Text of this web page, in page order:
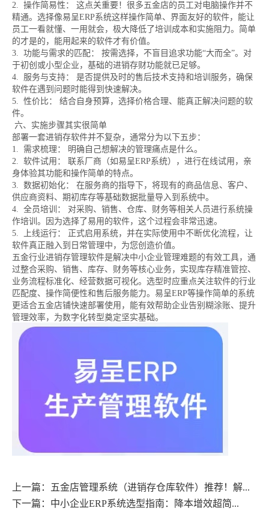
2. 操作简易性： 这点关重要！很多五金店的员工对电脑操作并不
精通。选择像易呈ERP系统这样操作简单、界面友好的软件，能让
员工一看就懂、一用就会，极大降低了培训成本和实施阻力。简单
的才是的，能用起来的软件才有价值。
3. 功能与需求的匹配： 按需选择，不盲目追求功能“大而全”。对
于初创或小型企业，基础的进销存财功能就已足够。
4. 服务与支持： 是否提供及时的售后技术支持和培训服务，确保
软件在遇到问题时能得到快速解决。
5. 性价比： 结合自身预算，选择价格合理、能真正解决问题的软
件。
六、实施步骤其实很简单
部署一套进销存软件并不复杂，通常分为以下五步：
1. 需求梳理： 明确自己想解决的管理痛点是什么。
2. 软件试用： 联系厂商（如易呈ERP系统），进行在线试用，亲
身体验其功能和操作简单的特点。
3. 数据初始化： 在服务商的指导下，将现有的商品信息、客户、
供应商资料、期初库存等基础数据批量导入到系统中。
4. 全员培训： 对采购、销售、仓库、财务等相关人员进行系统操
作培训。因为选择了易用的软件，这个过程会非常迅速。
5. 上线运行： 正式启用系统，并在实际使用中不断优化流程，让
软件真正融入到日常管理中，为您创造价值。
五金行业进销存管理软件是解决中小企业管理难题的有效工具，通
过整合采购、销售、库存、财务等核心业务，实现库存精准管控、
业务流程标准化、经营数据可视化。选型时应重点关注软件的行业
匹配度、操作简便性和售后服务能力。易呈ERP等操作简单的系统
更适合五金店铺快速部署使用，能有效帮助企业告别糊涂账、提升
管理效率，为数字化转型奠定坚实基础。
上一篇：五金店管理系统（进销存仓库软件）推荐！解...
下一篇：中小企业ERP系统选型指南：降本增效超简...